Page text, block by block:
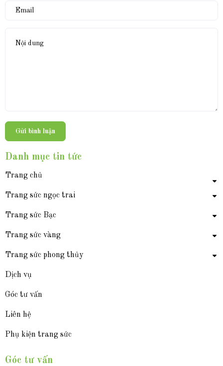
Gửi bình luận
Danh mục tin tức
Trang chủ
Trang sức ngọc trai
Trang sức Bạc
Trang sức vàng
Trang sức phong thủy
Dịch vụ
Góc tư vấn
Liên hệ
Phụ kiện trang sức
Góc tư vấn